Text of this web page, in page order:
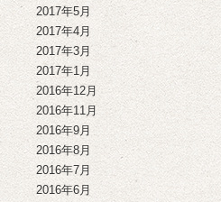
2017年5月
2017年4月
2017年3月
2017年1月
2016年12月
2016年11月
2016年9月
2016年8月
2016年7月
2016年6月